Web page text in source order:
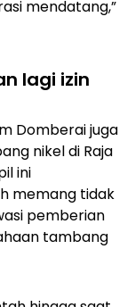
mendatang,”
lagi izin
Domberai juga
nikel di Raja
ini
memang tidak
pemberian
tambang